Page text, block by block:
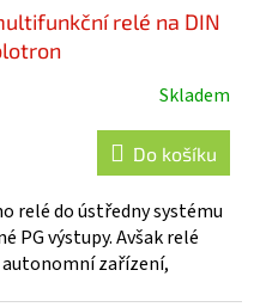
relé na DIN
Skladem
Do košíku
relé do ústředny systému
PG výstupy. Avšak relé
zařízení,